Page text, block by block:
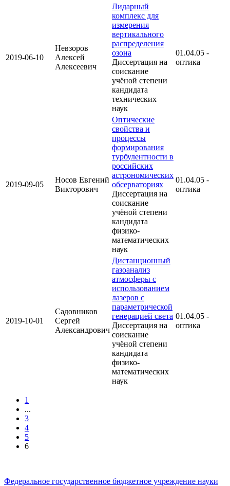
2019-06-10
Невзоров
Алексей
Алексеевич
Лидарный
комплекс для
измерения
вертикального
распределения
озона
Диссертация на
соискание
учёной степени
кандидата
технических
наук
01.04.05 -
оптика
2019-09-05
Носов Евгений
Викторович
Оптические
свойства и
процессы
формирования
турбулентности в
российских
астрономических
обсерваториях
Диссертация на
соискание
учёной степени
кандидата
физико-
математических
наук
01.04.05 -
оптика
2019-10-01
Садовников
Сергей
Александрович
Дистанционный
газоанализ
атмосферы с
использованием
лазеров с
параметрической
генерацией света
Диссертация на
соискание
учёной степени
кандидата
физико-
математических
наук
01.04.05 -
оптика
1
...
3
4
5
6
Федеральное государственное бюджетное учреждение науки